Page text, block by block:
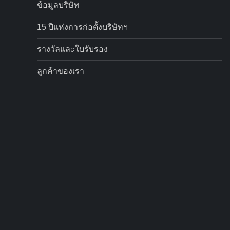
ข้อมูลบริษัท
15 ปีแห่งการก่อตั้งบริษัทฯ
รางวัลและใบรับรอง
ลูกค้าของเรา